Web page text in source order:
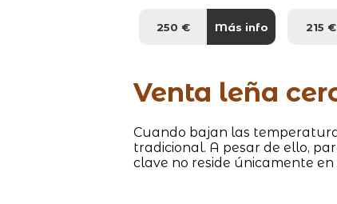
250 € Más info 215 €
Venta leña
Cuando bajan las
tradicional. A pesar de ello,
clave no reside únicamente en